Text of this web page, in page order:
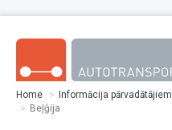
Home Informācija pārvadātājiem
Beļģija